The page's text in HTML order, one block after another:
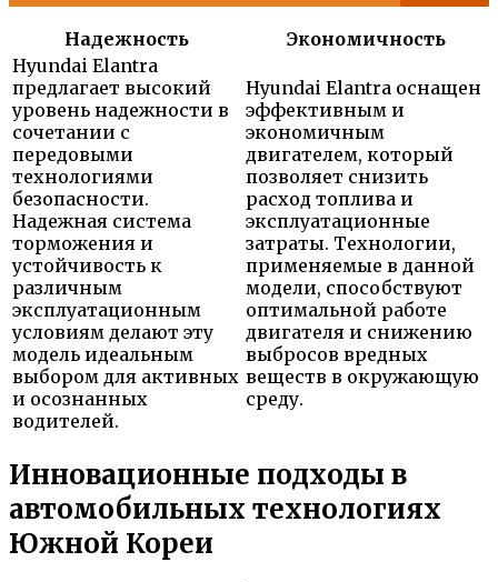
Надежность
Экономичность
Hyundai Elantra
предлагает высокий
уровень надежности в
сочетании с
передовыми
технологиями
безопасности.
Надежная система
торможения и
устойчивость к
различным
эксплуатационным
условиям делают эту
модель идеальным
выбором для активных
и осознанных
водителей.
Hyundai Elantra оснащен
эффективным и
экономичным
двигателем, который
позволяет снизить
расход топлива и
эксплуатационные
затраты. Технологии,
применяемые в данной
модели, способствуют
оптимальной работе
двигателя и снижению
выбросов вредных
веществ в окружающую
среду.
Инновационные подходы в
автомобильных технологиях
Южной Кореи